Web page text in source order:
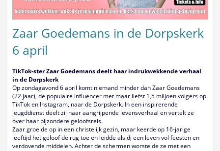
Zaar Goedemans in de Dorpskerk
6 april
TikTok-ster Zaar Goedemans deelt haar indrukwekkende verhaal
in de Dorpskerk
Op zondagavond 6 april komt niemand minder dan Zaar Goedemans
(22 jaar), de populaire influencer met maar liefst 1,5 miljoen volgers op
TikTok en Instagram, naar de Dorpskerk. In een inspirerende
jeugddienst deelt zij haar aangrijpende levensverhaal en vertelt ze
over haar bijzondere geloofsreis.
Zaar groeide op in een christelijk gezin, maar keerde op 16-jarige
leeftijd het geloof de rug toe en leidde als dj een leven vol feesten en
verdovende middelen. Achter de schermen worstelde ze met een